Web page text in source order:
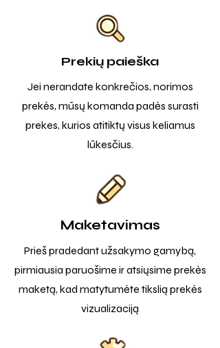
Prekių paieška
Jei nerandate konkrečios, norimos
prekės, mūsų komanda padės surasti
prekes, kurios atitiktų visus keliamus
lūkesčius.
Maketavimas
Prieš pradedant užsakymo gamybą,
pirmiausia paruošime ir atsiųsime prekės
maketą, kad matytumėte tikslią prekės
vizualizaciją